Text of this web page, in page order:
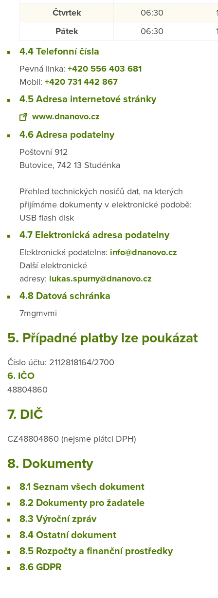
Čtvrtek
06:30
Pátek
06:30
4.4 Telefonní čísla
Pevná linka: +420 556 403 681
Mobil: +420 731 442 867
4.5 Adresa internetové stránky
www.dnanovo.cz
4.6 Adresa podatelny
Poštovní 912
Butovice, 742 13 Studénka
Přehled technických nosičů dat, na kterých
přijímáme dokumenty v elektronické podobě:
USB flash disk
4.7 Elektronická adresa podatelny
Elektronická podatelna: info@dnanovo.cz
Další elektronické
adresy: lukas.spurny@dnanovo.cz
4.8 Datová schránka
7mgmvmi
5. Případné platby lze poukázat
Číslo účtu: 2112818164/2700
6. IČO
48804860
7. DIČ
CZ48804860 (nejsme plátci DPH)
8. Dokumenty
8.1 Seznam všech dokument
​8.2 Dokumenty pro žadatele
8.3 Výroční zpráv
8.4 Ostatní dokument
8.5 Rozpočty a finanční prostředky
8.6 GDPR